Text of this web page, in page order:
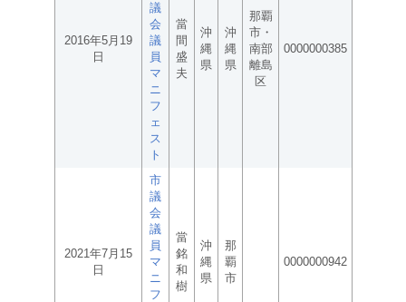
2016年5月19
日
議
会
議
員
マ
ニ
フ
ェ
ス
ト
當
間
盛
夫
沖
縄
県
沖
縄
県
那覇
市・
南部
離島
区
0000000385
2021年7月15
日
市
議
会
議
員
マ
ニ
フ
當
銘
和
樹
沖
縄
県
那
覇
市
0000000942